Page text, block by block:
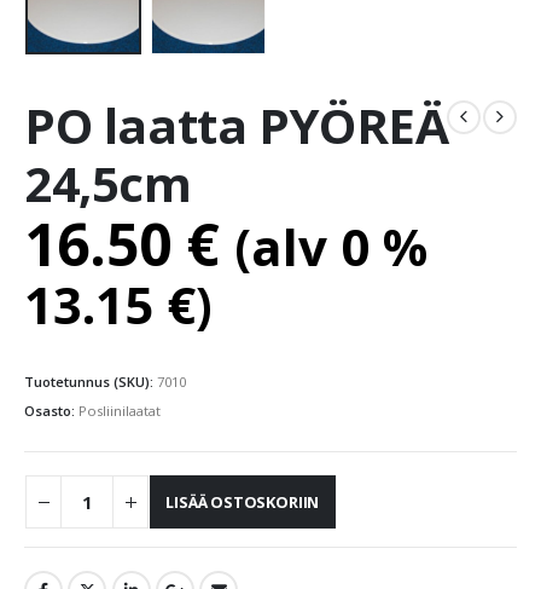
PO laatta PYÖREÄ
24,5cm
16.50 € (alv 0 %
13.15 €)
Tuotetunnus (SKU): 7010
Osasto: Posliinilaatat
LISÄÄ OSTOSKORIIN